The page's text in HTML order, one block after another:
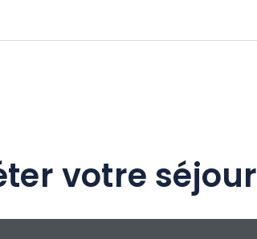
votre séjour